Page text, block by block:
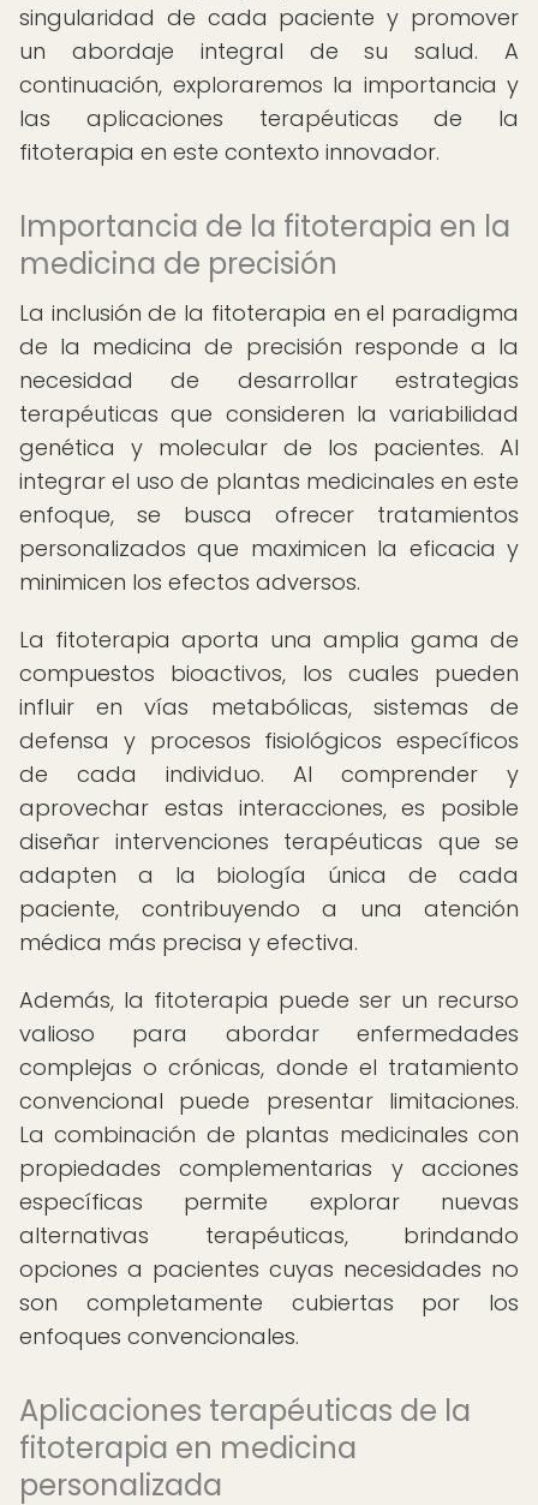
singularidad de cada paciente y promover
un abordaje integral de su salud. A
continuación, exploraremos la importancia y
las aplicaciones terapéuticas de la
fitoterapia en este contexto innovador.
Importancia de la fitoterapia en la
medicina de precisión
La inclusión de la fitoterapia en el paradigma
de la medicina de precisión responde a la
necesidad de desarrollar estrategias
terapéuticas que consideren la variabilidad
genética y molecular de los pacientes. Al
integrar el uso de plantas medicinales en este
enfoque, se busca ofrecer tratamientos
personalizados que maximicen la eficacia y
minimicen los efectos adversos.
La fitoterapia aporta una amplia gama de
compuestos bioactivos, los cuales pueden
influir en vías metabólicas, sistemas de
defensa y procesos fisiológicos específicos
de cada individuo. Al comprender y
aprovechar estas interacciones, es posible
diseñar intervenciones terapéuticas que se
adapten a la biología única de cada
paciente, contribuyendo a una atención
médica más precisa y efectiva.
Además, la fitoterapia puede ser un recurso
valioso para abordar enfermedades
complejas o crónicas, donde el tratamiento
convencional puede presentar limitaciones.
La combinación de plantas medicinales con
propiedades complementarias y acciones
específicas permite explorar nuevas
alternativas terapéuticas, brindando
opciones a pacientes cuyas necesidades no
son completamente cubiertas por los
enfoques convencionales.
Aplicaciones terapéuticas de la
fitoterapia en medicina
personalizada